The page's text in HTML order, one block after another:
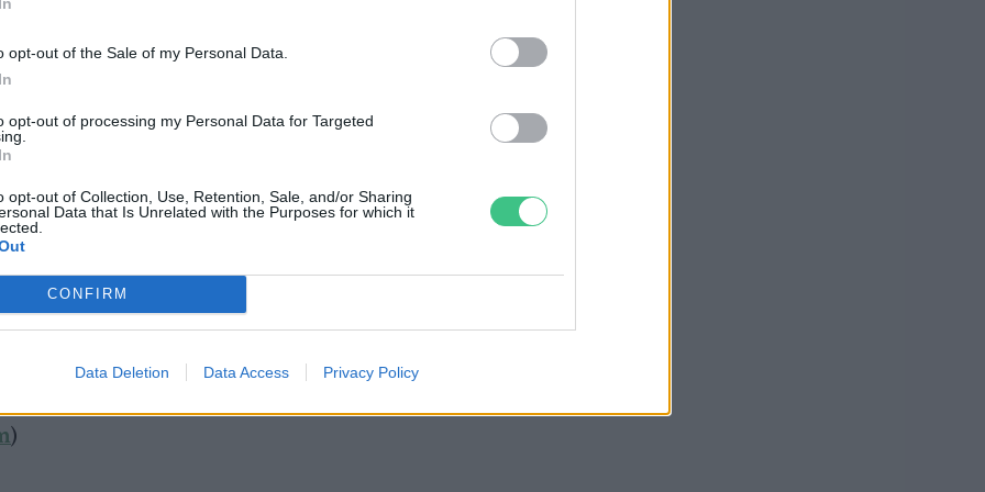
opt-out of the Sale of my Personal Data.
opt-out of processing my Personal Data for Targeted
opt-out of Collection, Use, Retention, Sale, and/or Sharing
Data that Is Unrelated with the Purposes for which it
CONFIRM
Data Deletion Data Access Privacy Policy
zsír, hanem annak étkezéseinkben
sok zsiradékot kíván, a telített és
igazán vagyunk tekintettel, ez pedig
mutatókban akár elhízásról, akár
ezért a disznózsír használata esetén
javasol a 24.hu által
)